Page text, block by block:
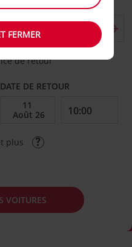
de retour
DATE DE RETOUR
plus
VOITURES
FERMER